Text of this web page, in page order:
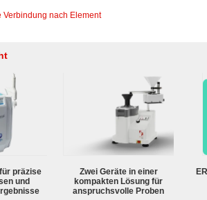
Verbindung nach Element
präzise
und
Zwei Geräte in einer
kompakten Lösung für
anspruchsvolle Proben